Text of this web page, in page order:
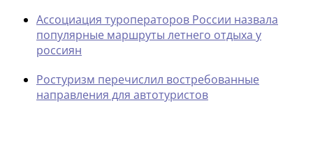
Ассоциация туроператоров России назвала
популярные маршруты летнего отдыха у
россиян
Ростуризм перечислил востребованные
направления для автотуристов